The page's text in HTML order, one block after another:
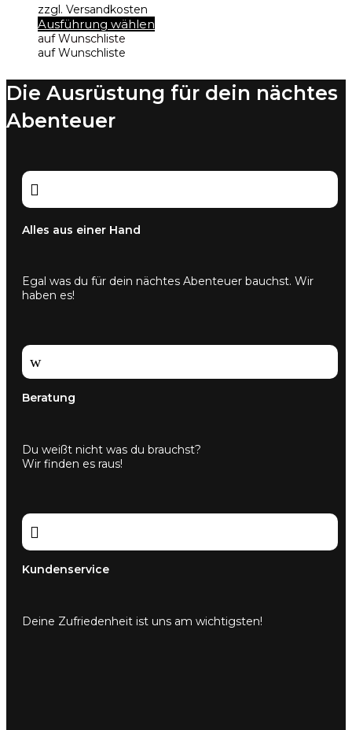
zzgl. Versandkosten
Ausführung wählen
Varianten
auf.
Die
werden
auf Wunschliste
auf Wunschliste
Die Ausrüstung für dein nächtes
Abenteuer

Alles aus einer Hand
Egal was du für dein nächtes Abenteuer bauchst. Wir
haben es!
w
Beratung
Du weißt nicht was du brauchst?
Wir finden es raus!

Kundenservice
Deine Zufriedenheit ist uns am wichtigsten!